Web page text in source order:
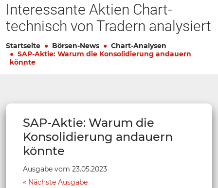
Interessante Aktien Chart-
technisch von Tradern analysiert
Startseite Börsen-News
Chart-Analysen
SAP-Aktie: Warum die Konsolidierung andauern
könnte
SAP-Aktie: Warum die
Konsolidierung andauern
könnte
Ausgabe vom 23.05.2023
Nächste Ausgabe